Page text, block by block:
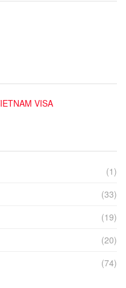
(1)
(33)
(19)
(20)
(74)